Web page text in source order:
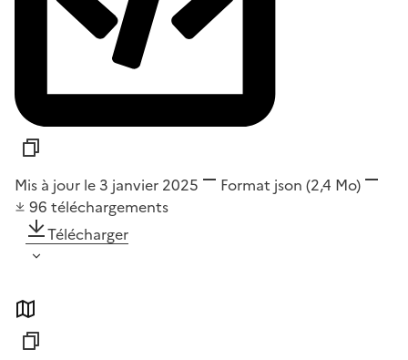
Mis à jour le 3 janvier 2025 Format json (2,4 Mo)
96 téléchargements
Télécharger